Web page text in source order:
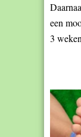
een
3